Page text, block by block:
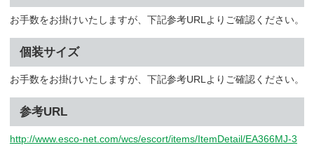
お手数をお掛けいたしますが、下記参考URLよりご確認ください。
個装サイズ
お手数をお掛けいたしますが、下記参考URLよりご確認ください。
参考URL
http://www.esco-net.com/wcs/escort/items/ItemDetail/EA366MJ-3